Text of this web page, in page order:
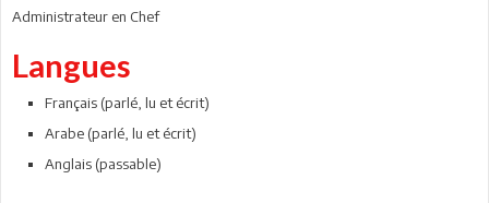
Administrateur en Chef
Langues
Français (parlé, lu et écrit)
Arabe (parlé, lu et écrit)
Anglais (passable)